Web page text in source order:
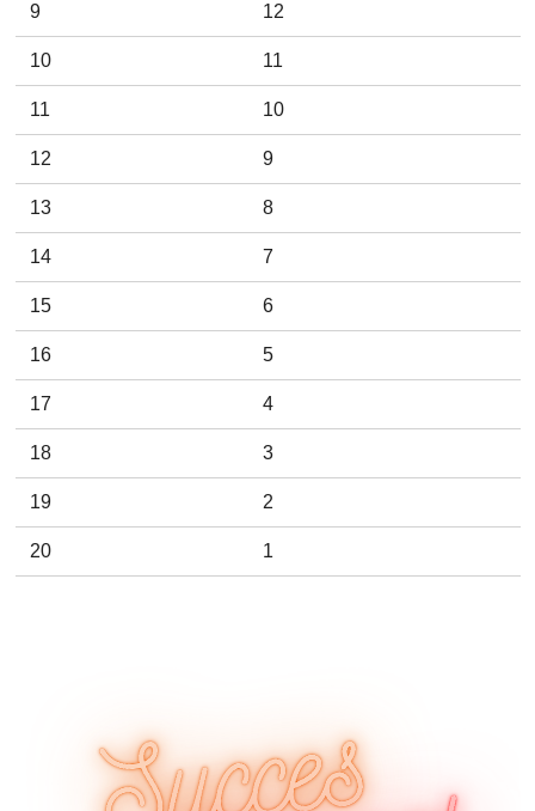
9 12
10 11
11 10
12 9
13 8
14 7
15 6
16 5
17 4
18 3
19 2
20 1